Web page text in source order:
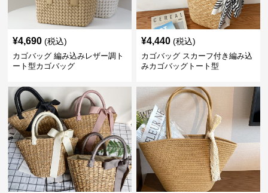
¥4,690 (税込)
カゴバッグ 編み込みレザー調ト
ート型カゴバッグ
¥4,440 (税込)
カゴバッグ スカーフ付き編み込
みカゴバッグトート型